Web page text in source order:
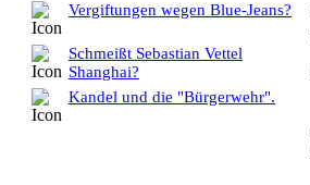
Vergiftungen wegen Blue-Jeans?
Schmeißt Sebastian Vettel
Shanghai?
Kandel und die "Bürgerwehr".